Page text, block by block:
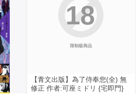
限制級商品
18
【青文出版】為了侍奉您(全) 無
修正 作者:可座ミドリ {宅即門}